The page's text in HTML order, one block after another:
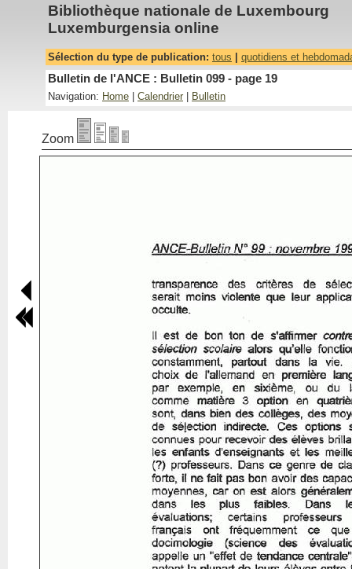
Bibliothèque nationale de Luxembourg
Luxemburgensia online
Sélection du type de publication: tous quotidiens et
Bulletin de l'ANCE : Bulletin 099 - page 19
Navigation: Home Calendrier Bulletin
Zoom